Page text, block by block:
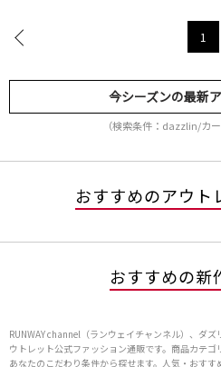
1
今シーズンの最新
（検索条件：dazzlin/カ
おすすめのアウト
おすすめの新
RUNWAY channel（ランウェイチャンネル）、ダ
ウトレット公式ファッション通販です。商品カテゴ
あなたのこだわり条件から探せます。人気・おすす